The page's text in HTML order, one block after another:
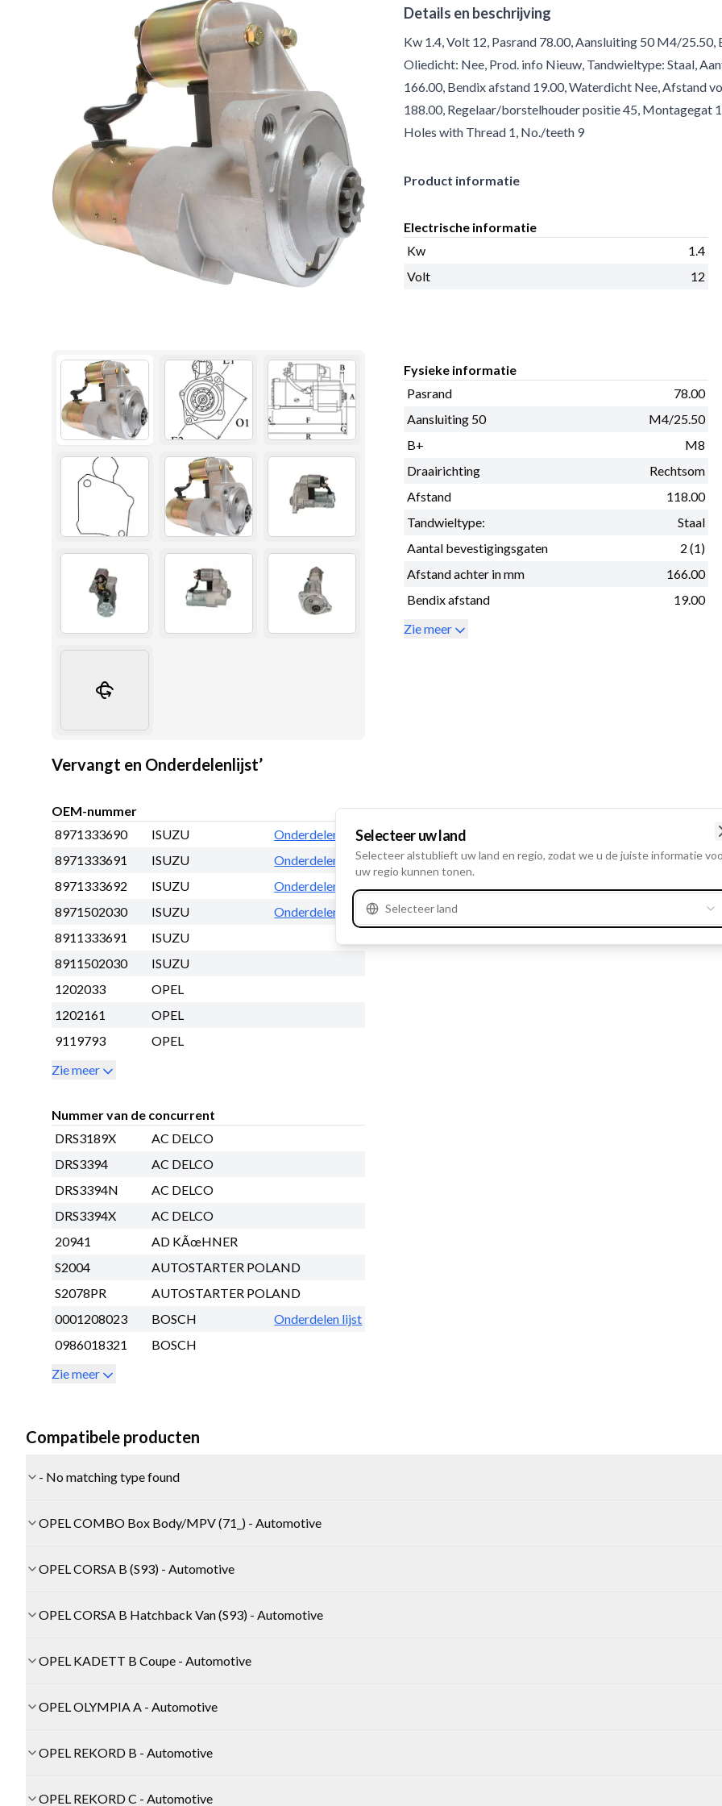
Vervangt en Onderdelenlijst’
OEM-nummer
8971333690
ISUZU
Onderdelen lijst
8971333691
ISUZU
Onderdelen lijst
8971333692
ISUZU
Onderdelen lijst
8971502030
ISUZU
Onderdelen lijst
8911333691
ISUZU
8911502030
ISUZU
1202033
OPEL
1202161
OPEL
9119793
OPEL
Zie meer
Nummer van de concurrent
DRS3189X
AC DELCO
DRS3394
AC DELCO
DRS3394N
AC DELCO
DRS3394X
AC DELCO
20941
AD KÃœHNER
S2004
AUTOSTARTER POLAND
S2078PR
AUTOSTARTER POLAND
0001208023
BOSCH
Onderdelen lijst
0986018321
BOSCH
Zie meer
Details en beschrijving
Kw 1.4, Volt 12, Pasrand 78.00, Aansluiting 50 M4/
Oliedicht: Nee, Prod. info Nieuw, Tandwieltype: Staal,
166.00, Bendix afstand 19.00, Waterdicht Nee, Afstand
188.00, Regelaar/borstelhouder positie 45, Montagegat
Holes with Thread 1, No./teeth 9
Product informatie
Electrische informatie
Kw
1.4
Volt
12
Fysieke informatie
Pasrand
78.00
Aansluiting 50
M4/25.50
B+
M8
Draairichting
Rechtsom
Afstand
118.00
Tandwieltype:
Staal
Aantal bevestigingsgaten
2 (1)
Afstand achter in mm
166.00
Bendix afstand
19.00
Zie meer
Compatibele producten
- No matching type found
OPEL COMBO Box Body/MPV (71_) - Automotive
OPEL CORSA B (S93) - Automotive
OPEL CORSA B Hatchback Van (S93) - Automotive
OPEL KADETT B Coupe - Automotive
OPEL OLYMPIA A - Automotive
OPEL REKORD B - Automotive
OPEL REKORD C - Automotive
Selecteer uw land
Selecteer alstublieft uw land en regio, zodat we u de juiste informatie
uw regio kunnen tonen.
Selecteer land